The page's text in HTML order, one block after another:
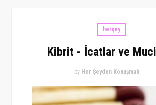
herşey
Kibrit - İcatlar ve
by Her Şeyden Konuşmalı